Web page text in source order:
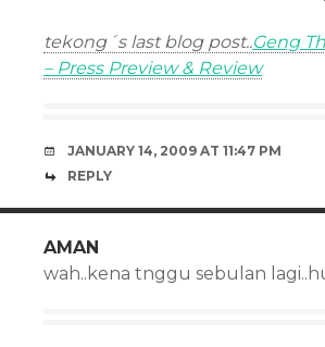
tekong´s last blog post..Geng
– Press Preview & Review
JANUARY 14, 2009 AT 11:47 PM
REPLY
AMAN
wah..kena tnggu sebulan